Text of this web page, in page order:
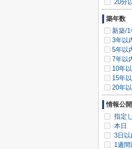
20分
築年数
新築/1
3年以
5年以
7年以
10年
15年
20年
情報公開
指定
本日
3日以
1週間